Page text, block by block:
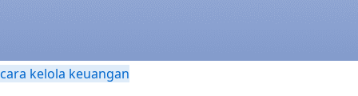
cara kelola keuangan